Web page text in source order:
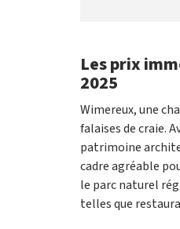
Les prix
2025
Wimereux, une
falaises de craie.
patrimoine
cadre agréable
le parc naturel
telles que